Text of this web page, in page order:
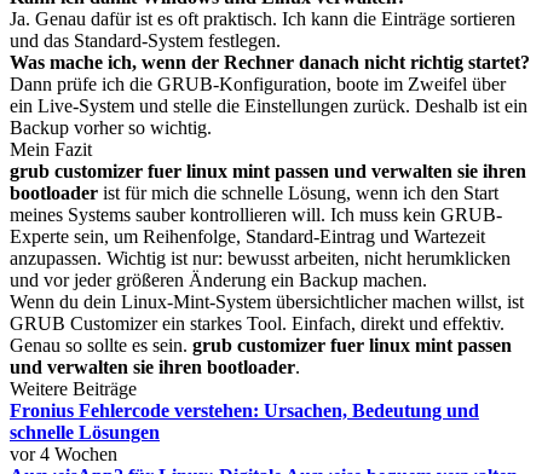
Ja. Genau dafür ist es oft praktisch. Ich kann die Einträge sortieren
und das Standard-System festlegen.
Was mache ich, wenn der Rechner danach nicht richtig startet?
Dann prüfe ich die GRUB-Konfiguration, boote im Zweifel über
ein Live-System und stelle die Einstellungen zurück. Deshalb ist ein
Backup vorher so wichtig.
Mein Fazit
grub customizer fuer linux mint passen und verwalten sie ihren
bootloader ist für mich die schnelle Lösung, wenn ich den Start
meines Systems sauber kontrollieren will. Ich muss kein GRUB-
Experte sein, um Reihenfolge, Standard-Eintrag und Wartezeit
anzupassen. Wichtig ist nur: bewusst arbeiten, nicht herumklicken
und vor jeder größeren Änderung ein Backup machen.
Wenn du dein Linux-Mint-System übersichtlicher machen willst, ist
GRUB Customizer ein starkes Tool. Einfach, direkt und effektiv.
Genau so sollte es sein. grub customizer fuer linux mint passen
und verwalten sie ihren bootloader.
Weitere Beiträge
Fronius Fehlercode verstehen: Ursachen, Bedeutung und
schnelle Lösungen
vor 4 Wochen